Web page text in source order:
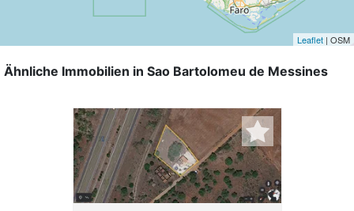
Leaflet | OSM
Ähnliche Immobilien in Sao Bartolomeu de Messines